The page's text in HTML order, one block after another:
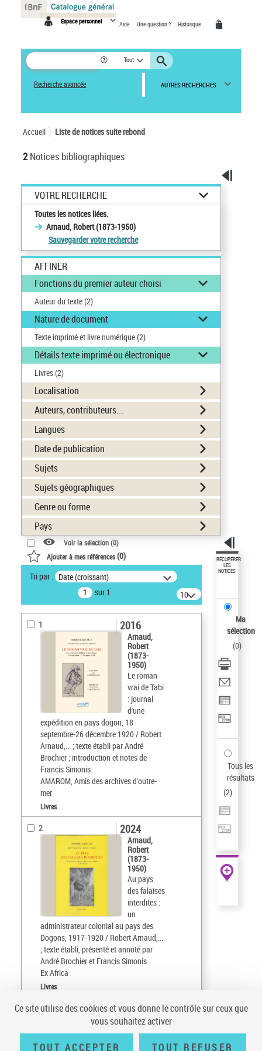
Espace personnel Aide Une question ? Historique
Tout
Recherche avancée AUTRES RECHERCHES
Accueil Liste de notices suite rebond
2Notices bibliographiques
VOTRE RECHERCHE
Toutes les notices liées.
Arnaud, Robert (1873-1950)
Sauvegarder votre recherche
AFFINER
Fonctions du premier auteur choisi
Auteur du texte(2)
Nature de document
Texte imprimé et livre numérique(2)
Détails texte imprimé ou électronique
Livres(2)
Localisation
Auteurs, contributeurs...
Langues
Date de publication
Sujets
Sujets géographiques
Genre ou forme
Pays
Voir la sélection (0)
Ajouter à mes références(0)
Tri par : Date (croissant)
sur 1
10
résultats/page
1
Arnaud,
Robert
(1873-
1950)
Le roman
vrai de Tabi
: journal
d'une
expédition en pays dogon, 18
septembre-26 décembre 1920 / Robert
Arnaud,... ; texte établi par André
Brochier ; introduction et notes de
Francis Simonis
AMAROM, Amis des archives d'outre-
mer
2016
Livres
2
Arnaud,
Robert
(1873-
1950)
Au pays
des falaises
interdites :
un
administrateur colonial au pays des
Dogons, 1917-1920 / Robert Arnaud,...
; texte établi, présenté et annoté par
André Brochier et Francis Simonis
Ex Africa
2024
Livres
Date (croissant)
sur 1
10
résultats/page
RÉCUPÉRER
LES
NOTICES
Ma
sélection
(0)
Tous les
résultats
(2)
Panneau de gestion des cookies
Ce site utilise des cookies et vous donne le contrôle sur ceux que
vous souhaitez activer
TOUT ACCEPTER TOUT REFUSER